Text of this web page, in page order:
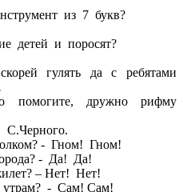
из 7 букв?
детей и поросят?
гулять да с ребятами
помогите, дружно рифму
С.Черного.
- Гном! Гном!
- Да! Да!
– Нет! Нет!
- Сам! Сам!